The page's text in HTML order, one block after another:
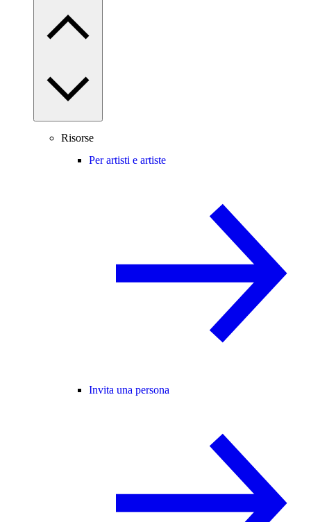
Risorse
Per artisti e artiste
Invita una persona